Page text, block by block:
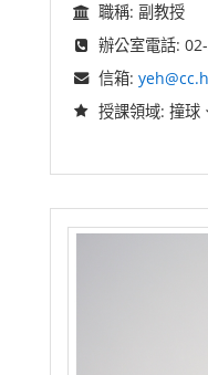
職稱: 副教授
辦公室電話:
信箱:
授課領域: 撞球